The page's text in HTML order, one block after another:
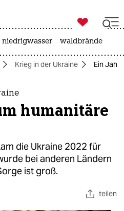
ich

taz zahl ich
niedrigwasser waldbrände
Krieg in der Ukraine Ein Jahr
humanitäre
die Ukraine 2022 für
bei anderen Ländern
ist groß.
teilen